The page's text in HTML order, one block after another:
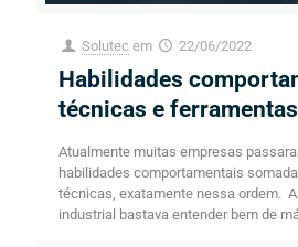
Solutec em 22/06/2022
Habilidades
técnicas e
Atualmente muitas empresas
habilidades comportamentais
técnicas, exatamente nessa ordem.
industrial bastava entender bem de